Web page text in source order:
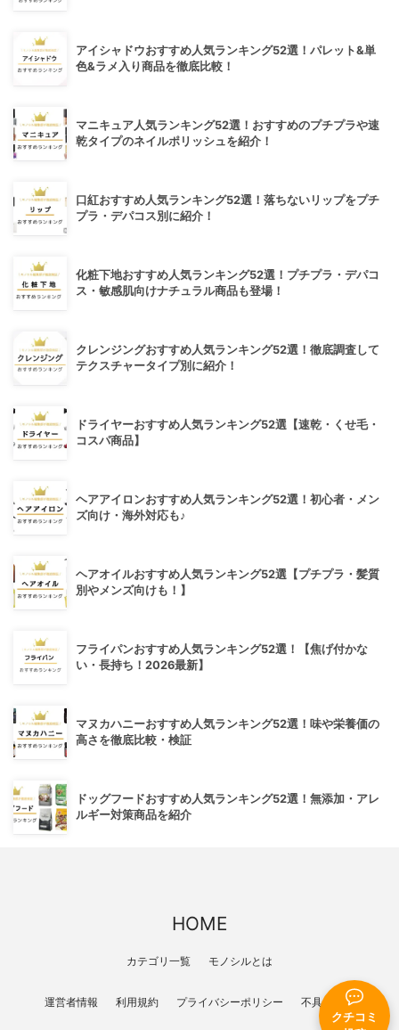
クチコミ
アイシャドウおすすめ人気ランキング52選！パレット&単
色&ラメ入り商品を徹底比較！
マニキュア人気ランキング52選！おすすめのプチプラや速
乾タイプのネイルポリッシュを紹介！
口紅おすすめ人気ランキング52選！落ちないリップをプチ
プラ・デパコス別に紹介！
化粧下地おすすめ人気ランキング52選！プチプラ・デパコ
ス・敏感肌向けナチュラル商品も登場！
クレンジングおすすめ人気ランキング52選！徹底調査して
テクスチャータイプ別に紹介！
ドライヤーおすすめ人気ランキング52選【速乾・くせ毛・
コスパ商品】
ヘアアイロンおすすめ人気ランキング52選！初心者・メン
ズ向け・海外対応も♪
ヘアオイルおすすめ人気ランキング52選【プチプラ・髪質
別やメンズ向けも！】
フライパンおすすめ人気ランキング52選！【焦げ付かな
い・長持ち！2026最新】
マヌカハニーおすすめ人気ランキング52選！味や栄養価の
高さを徹底比較・検証
ドッグフードおすすめ人気ランキング52選！無添加・アレ
ルギー対策商品を紹介
HOME
カテゴリ一覧 モノシルとは
運営者情報 利用規約 プライバシーポリシー 不具合報告